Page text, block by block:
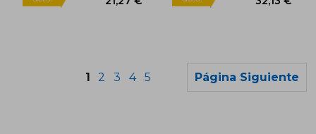
1 2 3 4 5 Página Siguiente